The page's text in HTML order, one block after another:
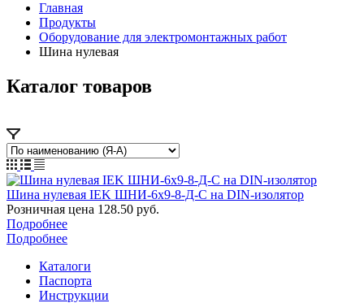
Главная
Продукты
Оборудование для электромонтажных работ
Шина нулевая
Каталог товаров
Шина нулевая IEK ШНИ-6х9-8-Д-С на DIN-изолятор
Розничная цена 128.50 руб.
Подробнее
Подробнее
Каталоги
Паспорта
Инструкции